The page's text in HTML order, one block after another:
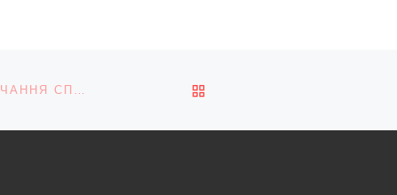
В КІЦМАНСЬКОМУ РАЙОНІ ВИКРИТО КАНАЛ ПОСТАЧАННЯ СПИРТУ І СИГАРЕТ МАЙЖЕ НА 13 МІЛЬЙОНІВ ГРИВЕНЬ